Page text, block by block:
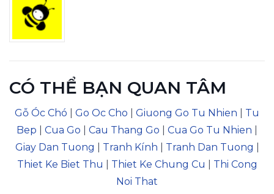
CÓ THỂ BẠN QUAN TÂM
Gỗ Óc Chó Go Oc Cho Giuong Go Tu Nhien
Tu
Bep
Cua Go Cau Thang Go Cua Go Tu Nhien
Giay Dan Tuong
Tranh Kính Tranh Dan Tuong
Thiet Ke Biet Thu
Thiet Ke Chung Cu
Thi Cong
Noi That